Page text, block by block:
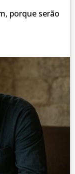
porque serão